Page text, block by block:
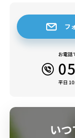
フ
お電話
平日
いつ